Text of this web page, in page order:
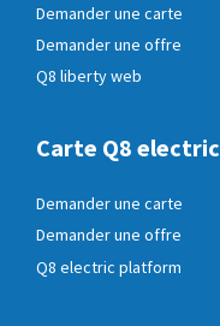
Demander une carte
Demander une offre
Q8 liberty web
Carte Q8 electric
Demander une carte
Demander une offre
Q8 electric platform